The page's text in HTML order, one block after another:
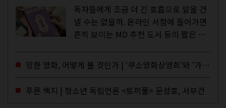
독자들에게 조금 더 긴 호흡으로 말을 건
넬 수는 없을까. 온라인 서점에 들어가면
흔히 보이는 MD 추천 도서 등의 짧은 문
MD들의 고민 끝에 세상 밖으로 나온 종
이 잡지 어떤(otton). 지난해 12월...
망한 영화, 어떻게 볼 것인가 | ‘쿠소영화상영회’와 ‘가자미’의 이야기
푸른 백지 | 청소년 독립언론 <토끼풀> 문성호, 서부건